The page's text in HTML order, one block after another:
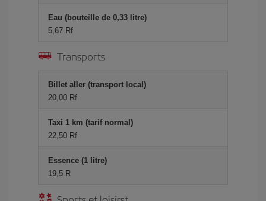
Eau (bouteille de 0,33 litre)
5,67 Rf
Transports
Billet aller (transport local)
20,00 Rf
Taxi 1 km (tarif normal)
22,50 Rf
Essence (1 litre)
19,5 R